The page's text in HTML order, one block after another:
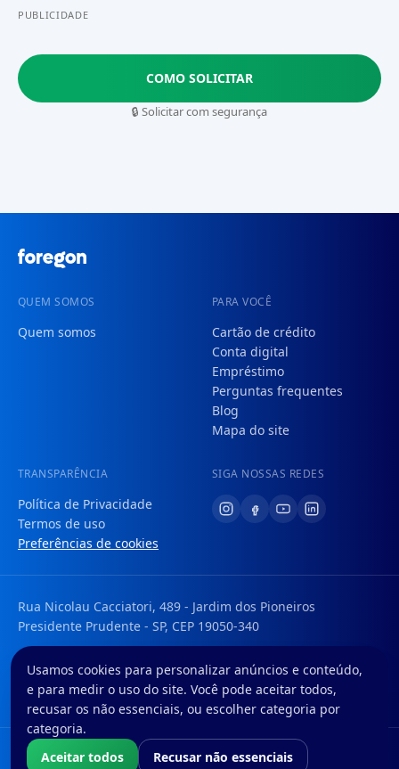
PUBLICIDADE
COMO SOLICITAR
🔒 Solicitar com segurança
QUEM SOMOS
Quem somos
PARA VOCÊ
Cartão de crédito
Conta digital
Empréstimo
Perguntas frequentes
Blog
Mapa do site
TRANSPARÊNCIA
Política de Privacidade
Termos de uso
Preferências de cookies
SIGA NOSSAS REDES
Rua Nicolau Cacciatori, 489 - Jardim dos Pioneiros
Presidente Prudente - SP, CEP 19050-340
Tem uma dúvida ou sugestão? Envie um e-mail para:
faleconosco@foregon.com
© Foregon. Todos os direitos reservados.
Nós da Foregon S.A. atuamos com o CNPJ nº 42.603.537/0001-96 como
Usamos cookies para personalizar anúncios e conteúdo,
e para medir o uso do site. Você pode aceitar todos,
recusar os não essenciais, ou escolher categoria por
categoria.
Aceitar todos
Recusar não essenciais